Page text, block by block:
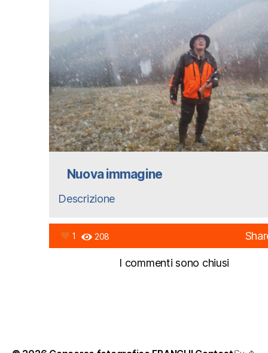
Nuova immagine
Descrizione
1 208
I commenti sono chiusi